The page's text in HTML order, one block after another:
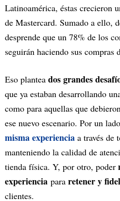
Latinoamérica, éstas crecieron
de Mastercard. Sumado a ello,
desprende que un 78% de los
seguirán haciendo sus compras
Eso plantea dos grandes
que ya estaban desarrollando
como para aquellas que
ese nuevo escenario. Por un
misma experiencia a través de
manteniendo la calidad de
tienda física. Y, por otro, poder
experiencia para retener y
clientes.